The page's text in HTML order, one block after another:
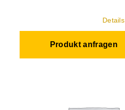
Details
Produkt anfragen